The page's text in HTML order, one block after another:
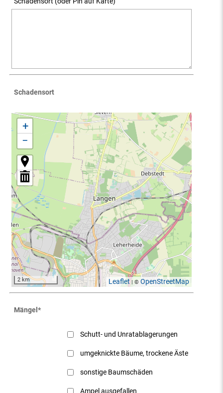
Schadensort
+
−
2 km Leaflet| © OpenStreetMap
Mängel*
Schutt- und Unratablagerungen
umgeknickte Bäume, trockene Äste
sonstige Baumschäden
Ampel ausgefallen